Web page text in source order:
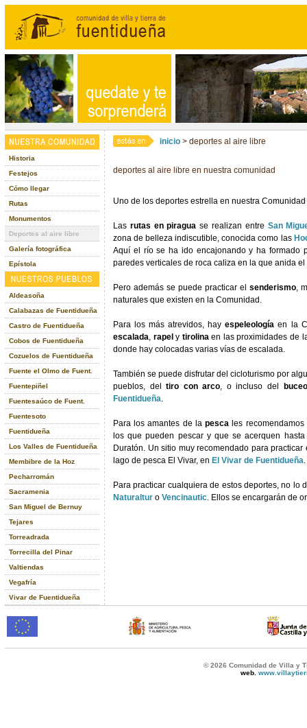
Historia
Festejos
Cómo llegar
Rutas
Monumentos
Deportes al aire libre
Galería fotográfica
Epístola
Aldeasoña
Calabazas de Fuentidueña
Castro de Fuentidueña
Cobos de Fuentidueña
Cozuelos de Fuentidueña
Fuente el Olmo de Fuent.
Fuentepiñel
Fuentesaúco de Fuent.
Fuentesoto
Fuentidueña
Los Valles de Fuentidueña
Membibre de la Hoz
Pecharromán
Sacramenia
San Miguel de Bernuy
Tejares
Torreadrada
Torrecilla del Pinar
Valtiendas
Vegafría
Vivar de Fuentidueña
inicio > deportes al aire libre
deportes al aire libre en nuestra comunidad
Uno de los deportes estrella en nuestra
Las rutas en piragua se realizan entre San
zona de belleza indiscutible, conocida como las
Aquí el río se ha ido encajonando y ha formado
paredes verticales de roca caliza en la que anida
Pero además se puede practicar el senderismo,
naturales que existen en la Comunidad.
Para los más atrevidos, hayespeleología en la
escalada, rapel y tirolinaen las proximidades de
donde hay colocadas varias vías de escalada.
También se puede disfrutar del cicloturismo por
pueblos, deltiro con arco, o incluso del
buceo
Fuentidueña.
Para los amantes de lapesca les
los que pueden pescar y que se acerquen
Duratón. Un sitio muy recomendado para
lago de pesca El Vivar, en El Vivar de Fuentidueña.
Para practicar cualquiera de estos deportes, no lo
Naturaltur o Vencinautic. Ellos se encargarán de
© 2026 Comunidad de Villa y
web.